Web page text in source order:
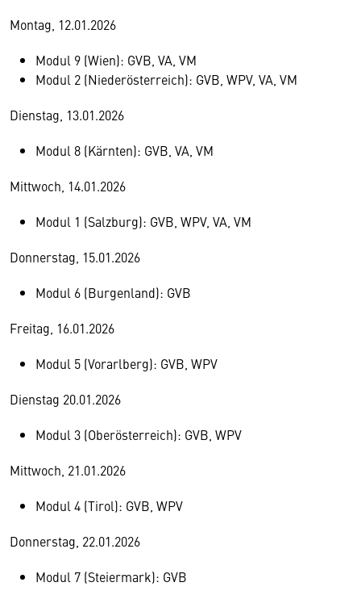
Montag, 12.01.2026
Modul 9 (Wien): GVB, VA, VM
Modul 2 (Niederösterreich): GVB, WPV, VA, VM
Dienstag, 13.01.2026
Modul 8 (Kärnten): GVB, VA, VM
Mittwoch, 14.01.2026
Modul 1 (Salzburg): GVB, WPV, VA, VM
Donnerstag, 15.01.2026
Modul 6 (Burgenland): GVB
Freitag, 16.01.2026
Modul 5 (Vorarlberg): GVB, WPV
Dienstag 20.01.2026
Modul 3 (Oberösterreich): GVB, WPV
Mittwoch, 21.01.2026
Modul 4 (Tirol): GVB, WPV
Donnerstag, 22.01.2026
Modul 7 (Steiermark): GVB